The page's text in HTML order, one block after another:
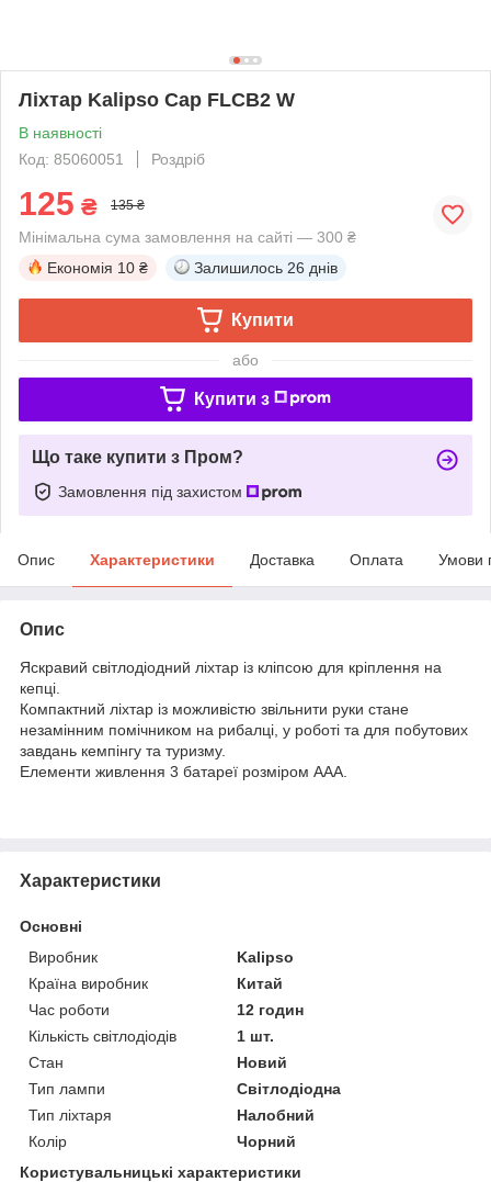
Ліхтар Kalipso Cap FLCB2 W
В наявності
Код: 85060051
Роздріб
125 ₴ 135 ₴
Мінімальна сума замовлення на сайті — 300 ₴
Економія 10 ₴ Залишилось 26 днів
Купити
або
Купити з
Що таке купити з Пром?
Замовлення під захистом
Опис Характеристики Доставка Оплата Умови
Опис
Яскравий світлодіодний ліхтар із кліпсою для кріплення на
кепці.
Компактний ліхтар із можливістю звільнити руки стане
незамінним помічником на рибалці, у роботі та для побутових
завдань кемпінгу та туризму.
Елементи живлення 3 батареї розміром AAA.
Характеристики
Основні
Виробник
Kalipso
Країна виробник
Китай
Час роботи
12 годин
Кількість світлодіодів
1 шт.
Стан
Новий
Тип лампи
Світлодіодна
Тип ліхтаря
Налобний
Колір
Чорний
Користувальницькі характеристики